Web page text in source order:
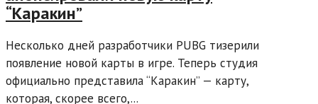
“Каракин”
Несколько дней разработчики PUBG тизерили
появление новой карты в игре. Теперь студия
официально представила “Каракин” — карту,
которая, скорее всего,...